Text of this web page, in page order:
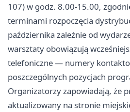
107) w godz. 8.00-15.00,
terminami rozpoczęcia
października zależnie od
warsztaty obowiązują
telefoniczne — numery
poszczególnych pozycjach
Organizatorzy zapowiadają, że
aktualizowany na stronie